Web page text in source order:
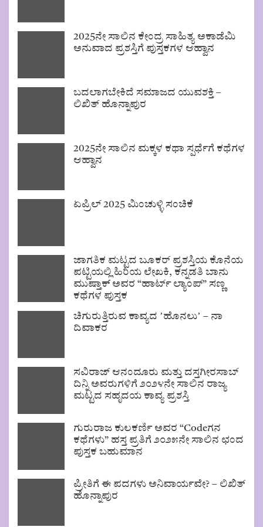
2025ನೇ ಸಾಲಿನ ಕೇಂದ್ರ ಸಾಹಿತ್ಯ ಅಕಾಡೆಮಿ
ಅನುವಾದ ಪ್ರಶಸ್ತಿಗೆ ಪುಸ್ತಕಗಳ ಆಹ್ವಾನ
ಬದಲಾಗಬೇಕಿದೆ ಸಮಾಜದ ಯುವಶಕ್ತಿ –
ಲಿಖಿತ್ ಹೊನ್ನಾಪುರ
2025ನೇ ಸಾಲಿನ ಮಕ್ಕಳ ಕಥಾ ಸ್ಪರ್ಧೆಗೆ ಕಥೆಗಳ
ಆಹ್ವಾನ
ಏಪ್ರಿಲ್ 2025 ಮಿಂಚುಳ್ಳಿ ಸಂಚಿಕೆ
ಜಾಗತಿಕ ಮಟ್ಟದ ಬೂಕರ್ ಪ್ರಶಸ್ತಿಯ ಕೊನೆಯ
ಪಟ್ಟಿಯಲ್ಲಿ ಹಿರಿಯ ಲೇಖಕಿ, ಕನ್ನಡತಿ ಬಾನು
ಮುಷ್ತಾಕ್ ಅವರ “ಹಾರ್ಟ್ ಲ್ಯಾಂಪ್” ಸಣ್ಣ
ಕಥೆಗಳ ಪುಸ್ತಕ
ಚಿಗುರುತ್ತಿರುವ ಕಾವ್ಯದ ʼಹೊನಲುʼ – ನಾ
ದಿವಾಕರ
ಸವಿರಾಜ್ ಆನಂದೂರು ಮತ್ತು ದಸ್ತಗೀರಸಾಬ್
ದಿನ್ನಿ ಅವರುಗಳಿಗೆ ೨೦೨೪ನೇ ಸಾಲಿನ ರಾಜ್ಯ
ಮಟ್ಟದ ಸಹೃದಯ ಕಾವ್ಯ ಪ್ರಶಸ್ತಿ
ಗುರುರಾಜ ಕುಲಕರ್ಣಿ ಅವರ “Codeಗನ
ಕಥೆಗಳು” ಹಸ್ತ ಪ್ರತಿಗೆ ೨೦೨೫ನೇ ಸಾಲಿನ ಛಂದ
ಪುಸ್ತಕ ಬಹುಮಾನ
ಪ್ರೀತಿಗೆ ಈ ಪದಗಳು ಅನಿವಾರ್ಯವೇ? – ಲಿಖಿತ್
ಹೊನ್ನಾಪುರ